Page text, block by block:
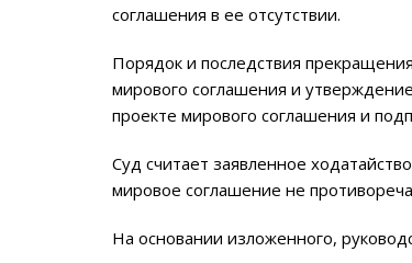
соглашения в ее отсутствии.
Порядок и последствия
мирового соглашения и
проекте мирового соглашения и
Суд считает заявленное
мировое соглашение не
На основании изложенного,